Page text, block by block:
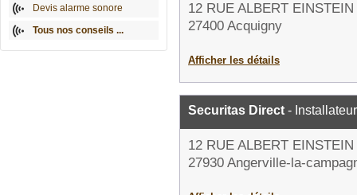
Devis alarme sonore
Tous nos conseils ...
12 RUE ALBERT EINSTEIN
27400 Acquigny
Afficher les détails
Securitas Direct -
12 RUE ALBERT EINSTEIN
27930 Angerville-la-